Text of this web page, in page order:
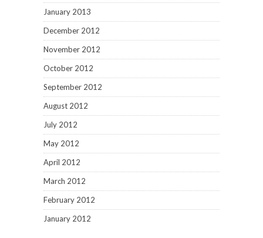
January 2013
December 2012
November 2012
October 2012
September 2012
August 2012
July 2012
May 2012
April 2012
March 2012
February 2012
January 2012